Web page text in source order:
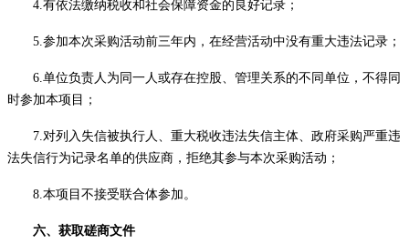
4.有依法缴纳税收和社会保障资金的良好记录；
5.参加本次采购活动前三年内，在经营活动中没有重大违法记录；
6.单位负责人为同一人或存在控股、管理关系的不同单位，不得同
时参加本项目；
7.对列入失信被执行人、重大税收违法失信主体、政府采购严重违
法失信行为记录名单的供应商，拒绝其参与本次采购活动；
8.本项目不接受联合体参加。
六、获取磋商文件